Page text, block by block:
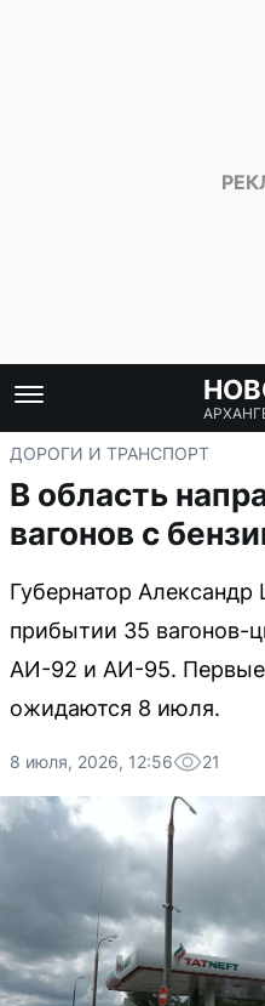
ДОРОГИ И ТРАНСПОРТ
В область
вагонов с
Губернатор
прибытии 35 вагонов-
АИ-92 и АИ-95. Первые
ожидаются 8 июля.
8 июля, 2026, 12:56 21